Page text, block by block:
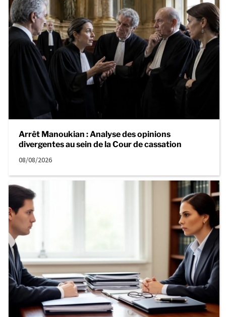
Arrêt Manoukian : Analyse des opinions
divergentes au sein de la Cour de cassation
08/08/2026